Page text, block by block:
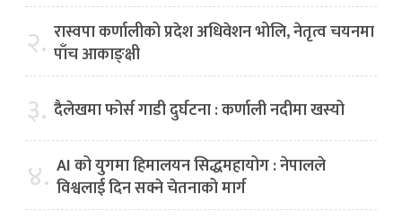
२. रास्वपा कर्णालीको प्रदेश अधिवेशन भोलि, नेतृत्व चयनमा
पाँच आकाङ्क्षी
३. दैलेखमा फोर्स गाडी दुर्घटना : कर्णाली नदीमा खस्यो
४. AI को युगमा हिमालयन सिद्धमहायोग : नेपालले
विश्वलाई दिन सक्ने चेतनाको मार्ग